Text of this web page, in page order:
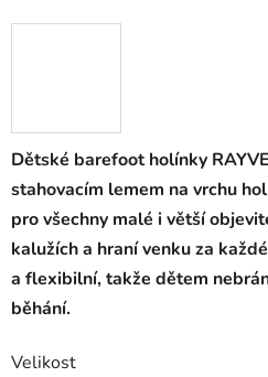
Dětské barefoot holínky
stahovacím lemem na vrchu
pro všechny malé i větší
kalužích a hraní venku za
a flexibilní, takže dětem
běhání.
Velikost